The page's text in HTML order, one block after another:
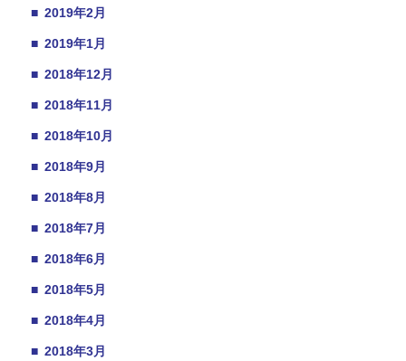
■ 2019年2月
■ 2019年1月
■ 2018年12月
■ 2018年11月
■ 2018年10月
■ 2018年9月
■ 2018年8月
■ 2018年7月
■ 2018年6月
■ 2018年5月
■ 2018年4月
■ 2018年3月